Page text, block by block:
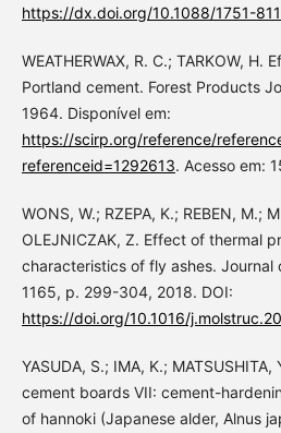
https://dx.doi.org/10.1088/1751-
WEATHERWAX, R. C.; TARKOW,
Portland cement. Forest Products
1964. Disponível em:
https://scirp.org/reference/
referenceid=1292613. Acesso em:
WONS, W.; RZEPA, K.; REBEN, M.;
OLEJNICZAK, Z. Effect of thermal
characteristics of fly ashes. Journal
1165, p. 299-304, 2018. DOI:
https://doi.org/10.1016/
YASUDA, S.; IMA, K.;
cement boards VII: cement-
of hannoki (Japanese alder, Alnus